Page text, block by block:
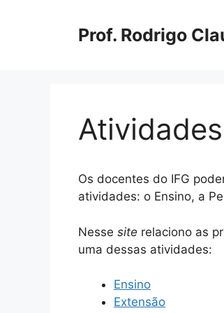
Prof. Rodrigo
Atividades
Os docentes do IFG
atividades: o Ensino, a
Nesse site relaciono as
uma dessas atividades:
Ensino
Extensão